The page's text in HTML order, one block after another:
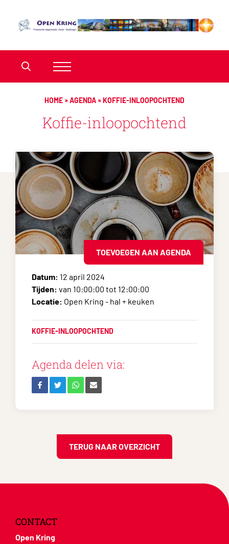
HOME »AGENDA »KOFFIE-INLOOPOCHTEND
Koffie-inloopochtend
TOEVOEGEN AAN AGENDA
Datum: 12 april 2024
Tijden: van 10:00:00 tot 12:00:00
Locatie: Open Kring - hal + keuken
KOFFIE-INLOOPOCHTEND
Agenda delen via:
TERUG NAAR OVERZICHT
CONTACT
Open Kring